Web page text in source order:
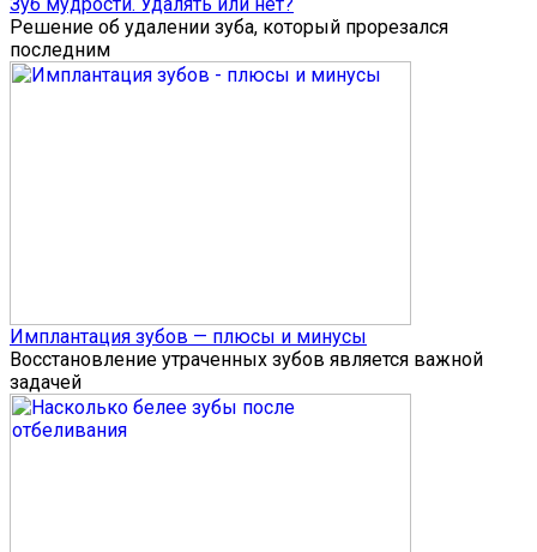
Решение об удалении зуба, который прорезался
последним
Имплантация зубов — плюсы и минусы
Восстановление утраченных зубов является важной
задачей